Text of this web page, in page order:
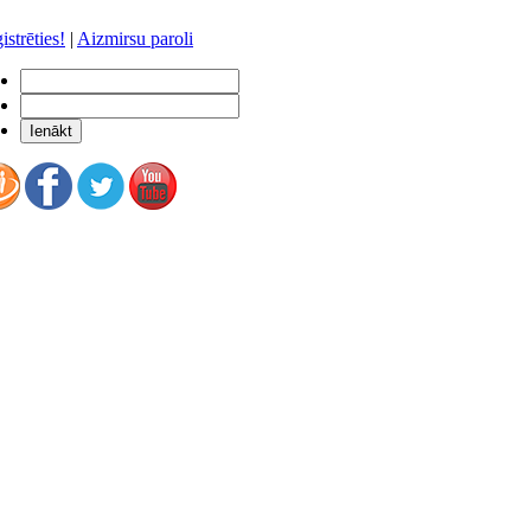
| Aizmirsu paroli